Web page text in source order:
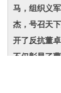
马，组织义
杰，号召天
开了反抗董
不仅彰显了